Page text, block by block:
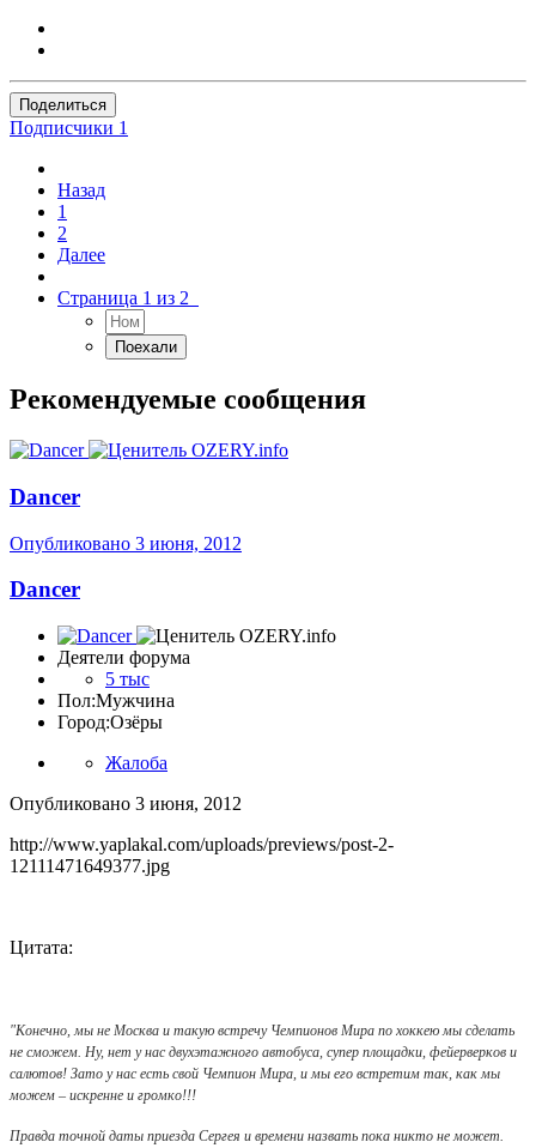
Поделиться
Подписчики 1
Назад
1
2
Далее
Страница 1 из 2
Рекомендуемые сообщения
Dancer
Опубликовано 3 июня, 2012
Dancer
Деятели форума
5 тыс
Пол:Мужчина
Город:Озёры
Жалоба
Опубликовано 3 июня, 2012
http://www.yaplakal.com/uploads/previews/post-2-
12111471649377.jpg
Цитата:
"Конечно, мы не Москва и такую встречу Чемпионов Мира по хоккею мы сделать
не сможем. Ну, нет у нас двухэтажного автобуса, супер площадки, фейерверков и
салютов! Зато у нас есть свой Чемпион Мира, и мы его встретим так, как мы
можем – искренне и громко!!!
Правда точной даты приезда Сергея и времени назвать пока никто не может.